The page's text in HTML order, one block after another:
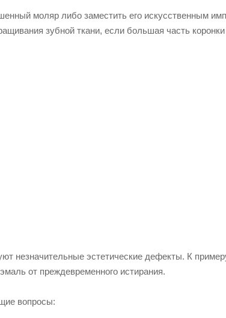
моляр либо заместить его искусственным
зубной ткани, если большая часть
незначительные эстетические дефекты. К
от преждевременного истирания.
вопросы: